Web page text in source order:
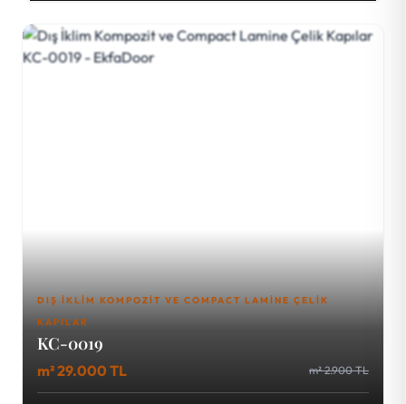
DIŞ İKLIM KOMPOZIT VE COMPACT LAMINE ÇELIK
KAPILAR
KC-0019
m² 29.000 TL m² 2.900 TL